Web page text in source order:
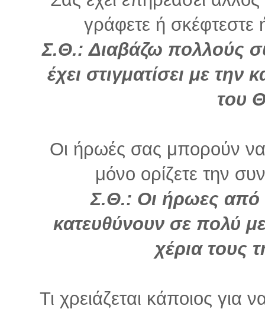
γράφετε ή σκέφτεστε
Σ.Θ.: Διαβάζω πολλούς
έχει στιγματίσει με την
του
Οι ήρωές σας μπορούν να
μόνο ορίζετε την
Σ.Θ.: Οι ήρωες από
κατευθύνουν σε πολύ
χέρια τους
Τι χρειάζεται κάποιος για